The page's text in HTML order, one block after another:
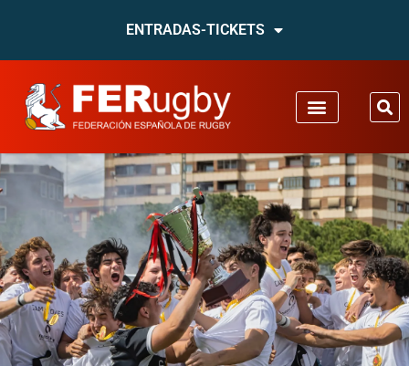
ENTRADAS-TICKETS